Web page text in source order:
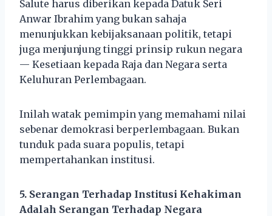
Salute harus diberikan kepada Datuk Seri
Anwar Ibrahim yang bukan sahaja
menunjukkan kebijaksanaan politik, tetapi
juga menjunjung tinggi prinsip rukun negara
— Kesetiaan kepada Raja dan Negara serta
Keluhuran Perlembagaan.
Inilah watak pemimpin yang memahami nilai
sebenar demokrasi berperlembagaan. Bukan
tunduk pada suara populis, tetapi
mempertahankan institusi.
5. Serangan Terhadap Institusi Kehakiman
Adalah Serangan Terhadap Negara